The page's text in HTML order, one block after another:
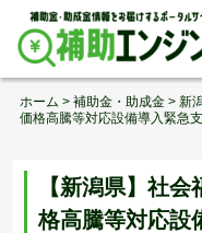
Skip
content
ホーム > 補助金・助成金 > 新
価格高騰等対応設備導入緊急
【新潟県】社
格高騰等対応設